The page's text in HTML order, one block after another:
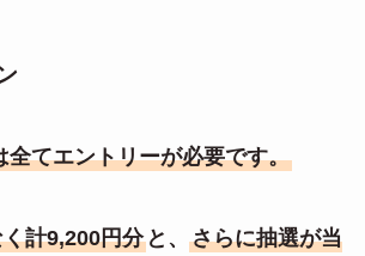
てエントリーが必要です。
計9,200円分と、 さらに抽選が当